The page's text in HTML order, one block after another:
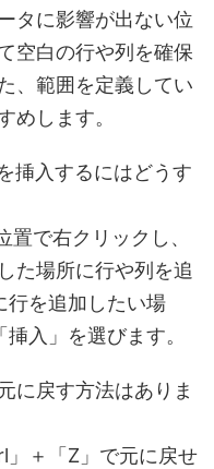
タに影響が出ない位
空白の行や列を確保
、範囲を定義してい
めします。
挿入するにはどうす
で右クリックし、
た場所に行や列を追
行を追加したい場
入」を選びます。
に戻す方法はありま
＋「Z」で元に戻せ